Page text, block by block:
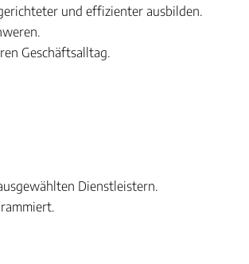
und effizienter ausbilden.
Geschäftsalltag.
Dienstleistern.